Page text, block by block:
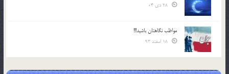
مواظب نگاهتان باشید!!!